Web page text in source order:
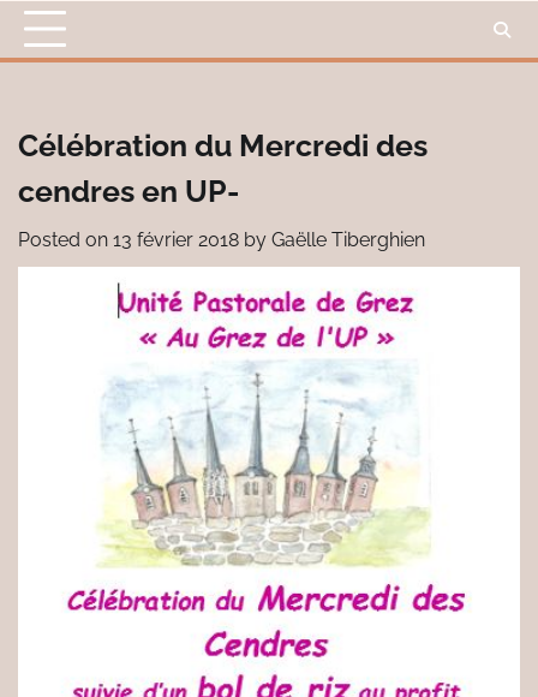
Skip
content
Célébration du Mercredi des
cendres en UP-
Posted on 13 février 2018 by Gaëlle Tiberghien